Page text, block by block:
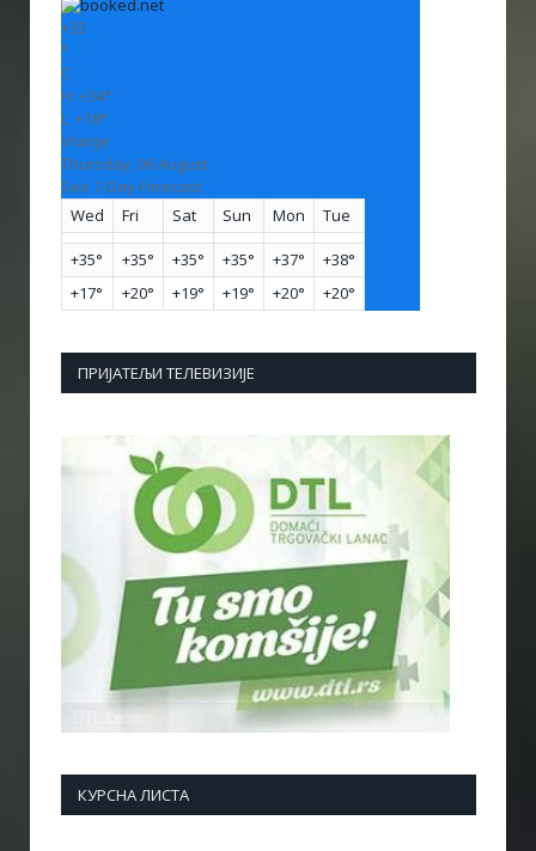
+33
°
C
H: +34°
L: +18°
Vranje
Thursday, 06 August
See 7-Day Forecast
Wed
Fri Sat Sun Mon Tue
+35° +35° +35° +35° +37° +38°
+17° +20° +19° +19° +20° +20°
ПРИЈАТЕЉИ ТЕЛЕВИЗИЈЕ
КУРСНА ЛИСТА